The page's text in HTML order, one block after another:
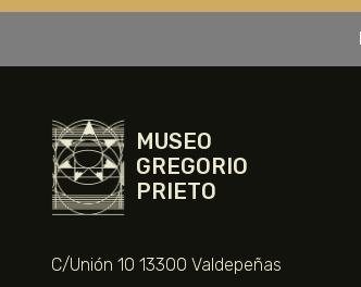
MUSEO
GREGORIO
PRIETO
C/Unión 10 13300 Valdepeñas